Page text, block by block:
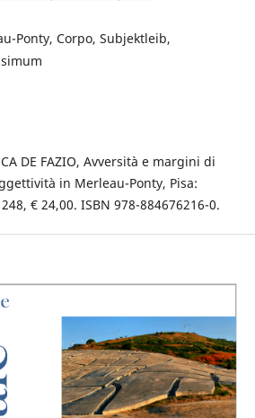
Ponty, Corpo, Subjektleib,
DE FAZIO, Avversità e margini di
in Merleau-Ponty, Pisa:
€ 24,00. ISBN 978-884676216-0.